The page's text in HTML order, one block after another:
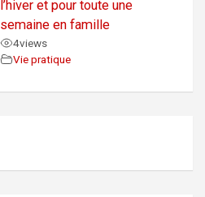
l’hiver et pour toute une
semaine en famille
4views
Vie pratique